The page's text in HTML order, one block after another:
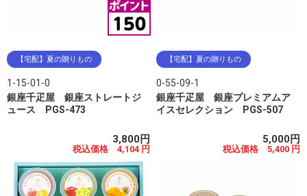
【宅配】夏の贈りもの
1-15-01-0
銀座千疋屋 銀座ストレートジ
ュース PGS-473
3,800円
税込価格 4,104 円
【宅配】夏の贈りもの
0-55-09-1
銀座千疋屋 銀座プレミアムア
イスセレクション PGS-507
5,000円
税込価格 5,400 円